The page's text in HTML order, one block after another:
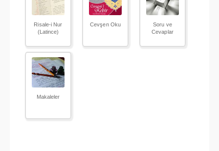
Risale-i Nur
(Latince)
Cevşen Oku
Soru ve
Cevaplar
Makaleler